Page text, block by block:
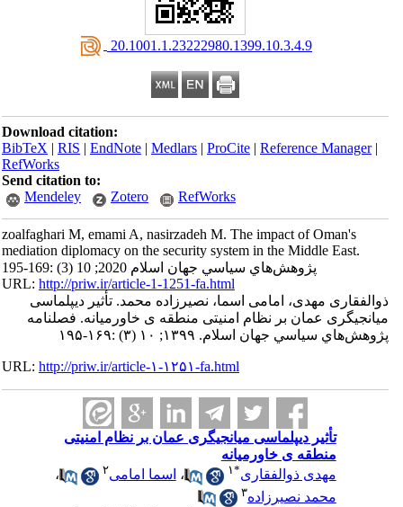
‎ 20.1001.1.23222980.1399.10.3.4.9
Download citation:
BibTeX|RIS|EndNote|Medlars|ProCite|Reference Manager
RefWorks
Send citation to:
Mendeley
Zotero RefWorks
zoalfaghari M, emami A, nasirzadeh M. The impact of Oman's
mediation diplomacy on the security system in the Middle East.
پژوهش‌هاي سياسي جهان اسلام 2020; 10 (3) :169-195
URL:http://priw.ir/article-1-1251-fa.html
ذوالفقاری مهدی، امامی اسما، نصیرزاده محمد. تأثیر دیپلماسی
میانجیگری عمان بر نظام امنیتی منطقه ی خاورمیانه. فصلنامه
پژوهش‌هاي سياسي جهان اسلام. ۱۳۹۹; ۱۰ (۳) :۱۶۹-۱۹۵
URL:http://priw.ir/article-۱-۱۲۵۱-fa.html
تأثیر دیپلماسی میانجیگری عمان بر نظام امنیتی
منطقه ی خاورمیانه
مهدی ذوالفقاری* ۱ ،اسما امامی
،
محمد نصیرزاده